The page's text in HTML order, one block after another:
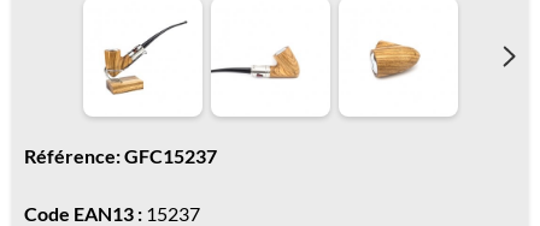
Référence: GFC15237
Code EAN13 : 15237